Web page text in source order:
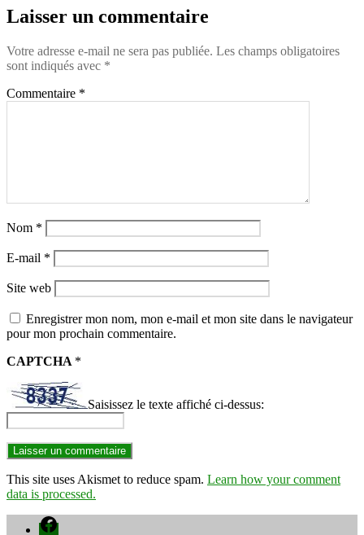
Laisser un commentaire
Votre adresse e-mail ne sera pas publiée. Les champs obligatoires
sont indiqués avec *
Commentaire *
Nom *
E-mail *
Site web
Enregistrer mon nom, mon e-mail et mon site dans le navigateur
pour mon prochain commentaire.
CAPTCHA *
Saisissez le texte affiché ci-dessus:
This site uses Akismet to reduce spam. Learn how your comment
data is processed.
Facebook